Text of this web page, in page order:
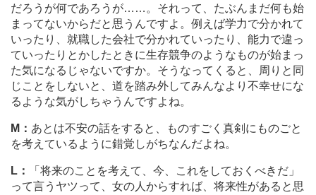
だろうが何であろうが… …。それって、たぶんまだ何も始
まってないからだと思うんですよ。例えば学力で分かれて
いったり、就職した会社で分かれていったり、能力で違っ
ていったりとかしたときに生存競争のようなものが始まっ
た気になるじゃないですか。そうなってくると、周りと同
じことをしないと、道を踏み外してみんなより不幸せにな
るような気がしちゃうんですよね。
M： あとは不安の話をすると、ものすごく真剣にものごと
を考えているように錯覚しがちなんだよね。
L：
「将来のことを考えて、今、これをしておくべきだ」
って言うヤツって、女の人からすれば、将来性があると思